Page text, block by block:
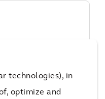
technologies), in
optimize and